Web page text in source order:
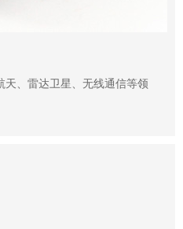
、雷达卫星、无线通信等领